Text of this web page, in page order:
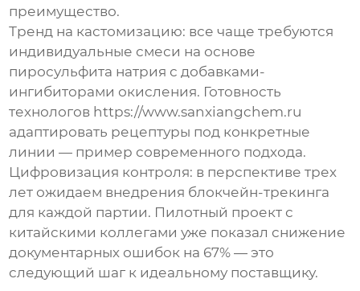
преимущество.
Тренд на кастомизацию: все чаще требуются
индивидуальные смеси на основе
пиросульфита натрия с добавками-
ингибиторами окисления. Готовность
технологов https://www.sanxiangchem.ru
адаптировать рецептуры под конкретные
линии — пример современного подхода.
Цифровизация контроля: в перспективе трех
лет ожидаем внедрения блокчейн-трекинга
для каждой партии. Пилотный проект с
китайскими коллегами уже показал снижение
документарных ошибок на 67% — это
следующий шаг к идеальному поставщику.